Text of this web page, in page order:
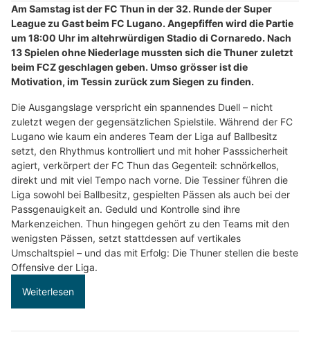
Am Samstag ist der FC Thun in der 32. Runde der Super
League zu Gast beim FC Lugano. Angepfiffen wird die Partie
um 18:00 Uhr im altehrwürdigen Stadio di Cornaredo. Nach
13 Spielen ohne Niederlage mussten sich die Thuner zuletzt
beim FCZ geschlagen geben. Umso grösser ist die
Motivation, im Tessin zurück zum Siegen zu finden.
Die Ausgangslage verspricht ein spannendes Duell – nicht
zuletzt wegen der gegensätzlichen Spielstile. Während der FC
Lugano wie kaum ein anderes Team der Liga auf Ballbesitz
setzt, den Rhythmus kontrolliert und mit hoher Passsicherheit
agiert, verkörpert der FC Thun das Gegenteil: schnörkellos,
direkt und mit viel Tempo nach vorne. Die Tessiner führen die
Liga sowohl bei Ballbesitz, gespielten Pässen als auch bei der
Passgenauigkeit an. Geduld und Kontrolle sind ihre
Markenzeichen. Thun hingegen gehört zu den Teams mit den
wenigsten Pässen, setzt stattdessen auf vertikales
Umschaltspiel – und das mit Erfolg: Die Thuner stellen die beste
Offensive der Liga.
Weiterlesen